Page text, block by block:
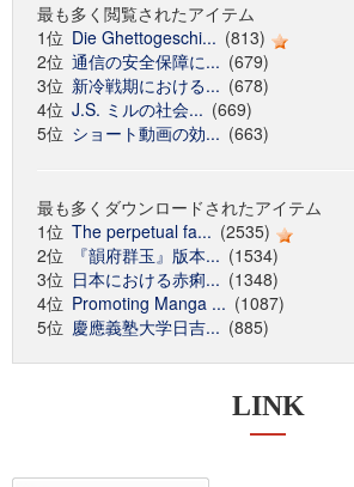
最も多く閲覧されたアイテム
1位 Die Ghettogeschi... (813)
2位 通信の安全保障に... (679)
3位 新冷戦期における... (678)
4位 J.S. ミルの社会... (669)
5位 ショート動画の効... (663)
最も多くダウンロードされたアイテム
1位 The perpetual fa... (2535)
2位
『韻府群玉』版本... (1534)
3位 日本における赤痢... (1348)
4位 Promoting Manga ... (1087)
5位 慶應義塾大学日吉... (885)
LINK